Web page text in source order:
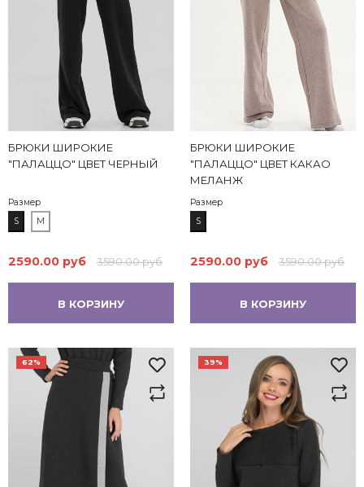
БРЮКИ ШИРОКИЕ
"ПАЛАЦЦО" ЦВЕТ ЧЕРНЫЙ
Размер
S
M
2590.00 руб 3590.00 руб
В КОРЗИНУ
БРЮКИ ШИРОКИЕ
"ПАЛАЦЦО" ЦВЕТ КАКАО
МЕЛАНЖ
Размер
S
2590.00 руб 3590.00 руб
В КОРЗИНУ
62% 39%